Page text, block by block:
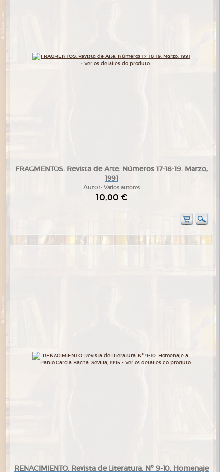
FRAGMENTOS. Revista de Arte. Números 17-18-19. Marzo,
1991
Autor: Varios autores
10,00 €
RENACIMIENTO. Revista de Literatura. Nº 9-10. Homenaje